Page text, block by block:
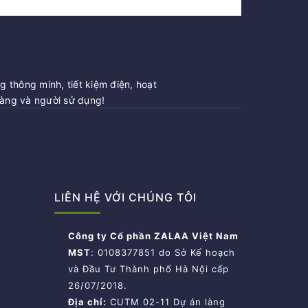
thông minh, tiết kiệm điện, hoạt
và người sử dụng!
LIÊN HỆ VỚI CHÚNG TÔI
Công ty Cổ phần ZALAA Việt Nam
MST: 0108377851 do Sở Kế hoạch
và Đầu Tư Thành phố Hà Nội cấp
26/07/2018.
Địa chỉ: CUTM 02-11 Dự án làng